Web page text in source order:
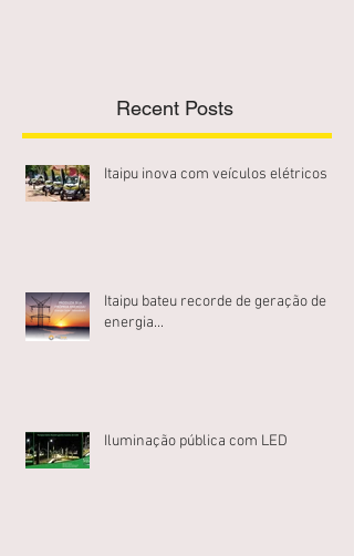
Recent Posts
Itaipu inova com veículos elétricos
Itaipu bateu recorde de geração de
energia...
Iluminação pública com LED